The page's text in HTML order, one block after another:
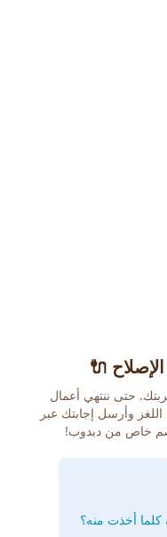
🔌
حتى ننتهي أعمال
وأرسل إجابتك عبر
خاص من دبدوب!
كلما أخذت منه؟